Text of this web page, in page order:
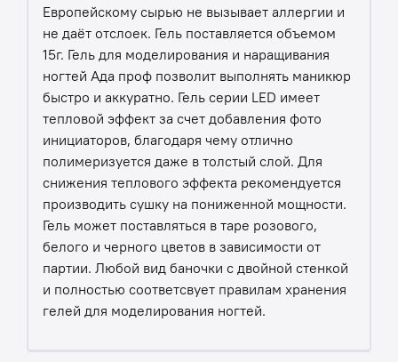
Европейскому сырью не вызывает аллергии и
не даёт отслоек. Гель поставляется объемом
15г. Гель для моделирования и наращивания
ногтей Ада проф позволит выполнять маникюр
быстро и аккуратно. Гель серии LED имеет
тепловой эффект за счет добавления фото
инициаторов, благодаря чему отлично
полимеризуется даже в толстый слой. Для
снижения теплового эффекта рекомендуется
производить сушку на пониженной мощности.
Гель может поставляться в таре розового,
белого и черного цветов в зависимости от
партии. Любой вид баночки с двойной стенкой
и полностью соответсвует правилам хранения
гелей для моделирования ногтей.